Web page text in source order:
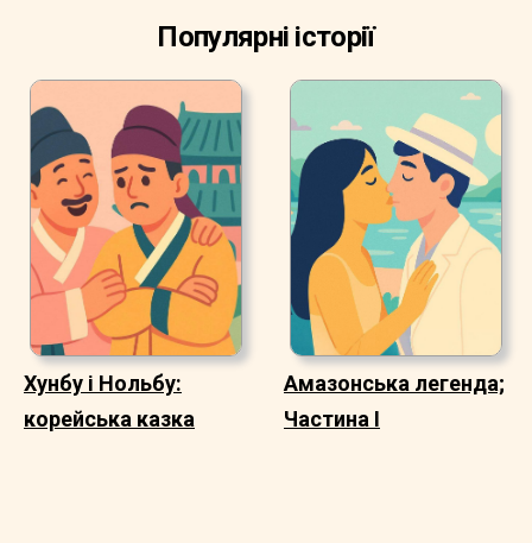
Популярні історії
Хунбу і Нольбу:
корейська казка
Амазонська легенда;
Частина I